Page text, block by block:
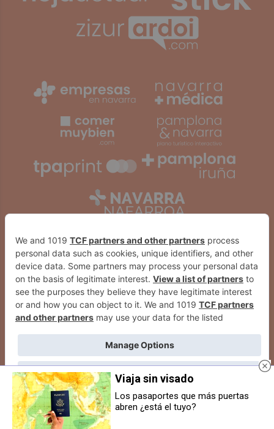
2026© Grupo Comunikaze
Desarrollado por:OA Cloud
Isabel Pantoja, ingresada de
urgencia en un hospital de
Viaja sin visado
Los pasaportes que más puertas
abren ¿está el tuyo?